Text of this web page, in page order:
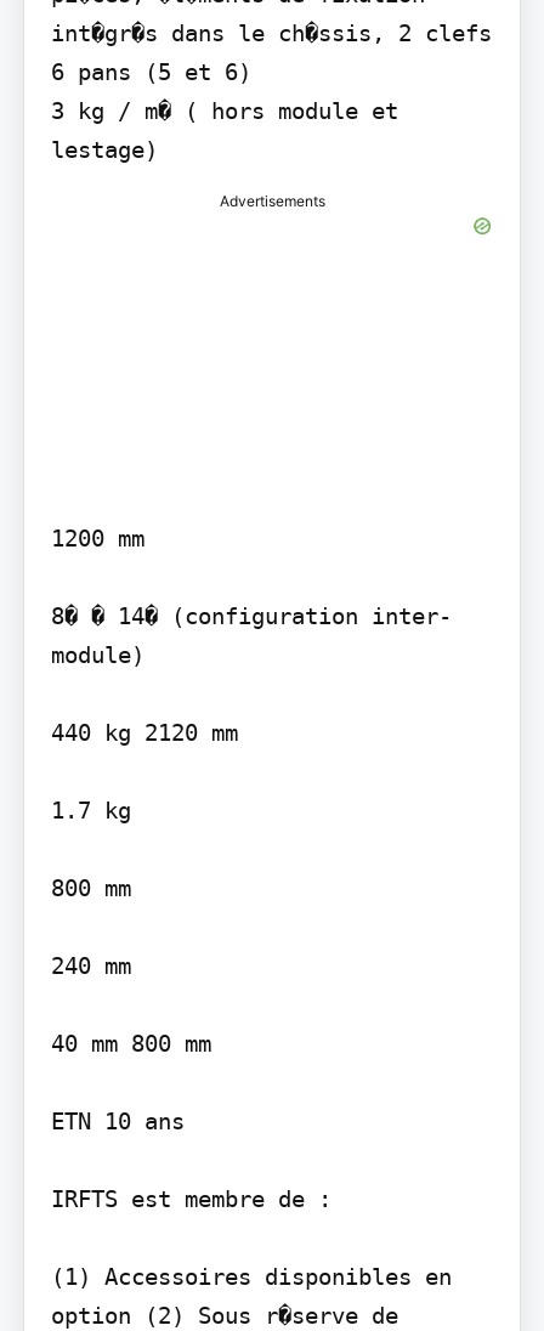
int�gr�s dans le ch�ssis, 2 clefs
6 pans (5 et 6)
3 kg / m� ( hors module et
Advertisements
1200 mm
8� � 14� (configuration inter-
module)
440 kg 2120 mm
1.7 kg
800 mm
240 mm
40 mm 800 mm
ETN 10 ans
IRFTS est membre de :
(1) Accessoires disponibles en
option (2) Sous r�serve de